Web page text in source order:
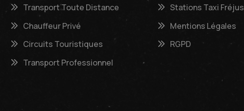
Transport Toute Distance
Chauffeur Privé
Circuits Touristiques
Transport Professionnel
Stations Taxi Fréjus
Mentions Légales
RGPD